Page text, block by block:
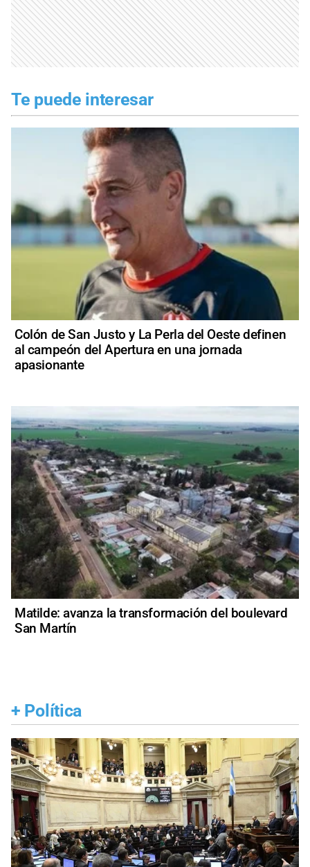
Te puede interesar
Colón de San Justo y La Perla del Oeste definen
al campeón del Apertura en una jornada
apasionante
Matilde: avanza la transformación del boulevard
San Martín
+ Política